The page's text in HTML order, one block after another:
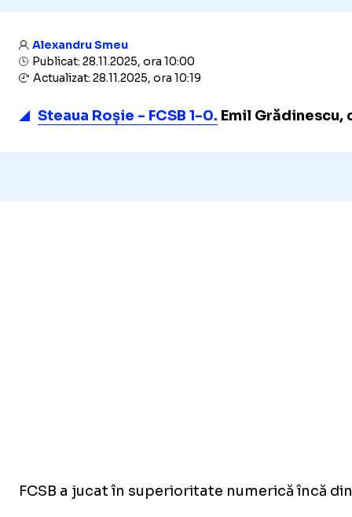
Alexandru Smeu
Publicat: 28.11.2025, ora 10:00
Actualizat: 28.11.2025, ora 10:19
Steaua Roșie - FCSB 1-0. Emil
FCSB a jucat în superioritate numerică încă